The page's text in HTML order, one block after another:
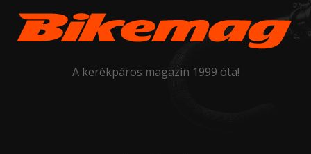
A kerékpáros magazin 1999 óta!